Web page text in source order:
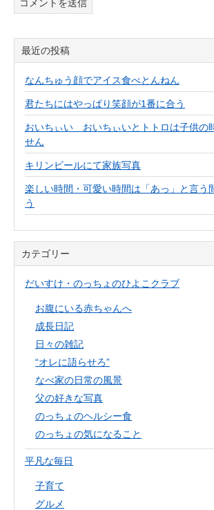
最近の投稿
なんちゅう顔でアイス食べとんねん
君たちにはやっぱり笑顔が1番に合う
おいちぃい おいちぃいとトトロは子供の
せん
キリンビールにて家族写真
楽しい時間・可愛い時間は「あっ」と言う
う
カテゴリー
だいすけ・のっちょのひよこクラブ
お腹にいる赤ちゃんへ
成長日記
日々の雑記
“オレに語らせろ”
なべ家の日常の風景
父の好きな写真
のっちょのヘルシー食
のっちょの気になること
平凡な毎日
子育て
グルメ